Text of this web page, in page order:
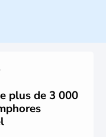
de la Méditerranée,
des nouvelles
plus de 3 000